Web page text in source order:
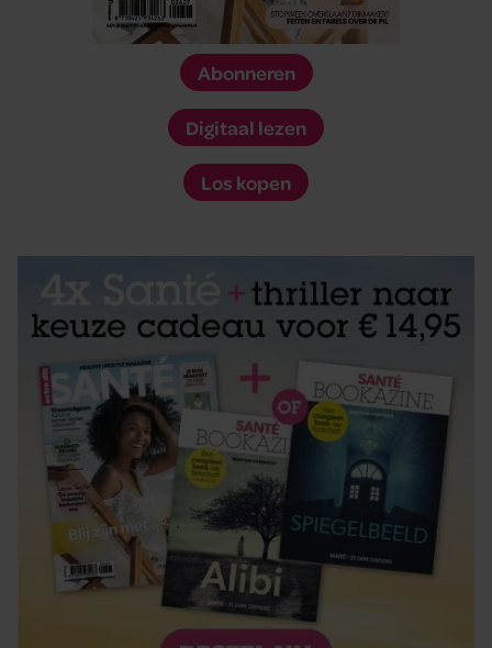
Abonneren
Digitaal lezen
Los kopen